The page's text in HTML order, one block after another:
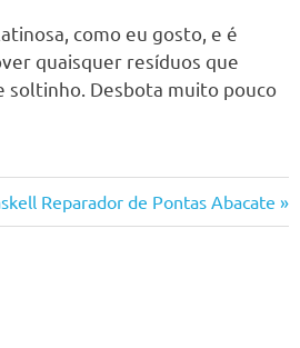
como eu gosto, e é
quaisquer resíduos que
soltinho. Desbota muito pouco
Reparador de Pontas Abacate